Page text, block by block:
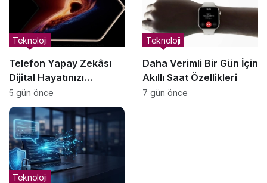
Telefon Yapay Zekâsı
Dijital Hayatınızı
Yönetmeye Nasıl
Yardımcı Olabilir?
Teknoloji
5 gün önce
Daha Verimli Bir Gün İçin
Akıllı Saat Özellikleri
Teknoloji
7 gün önce
Teknoloji